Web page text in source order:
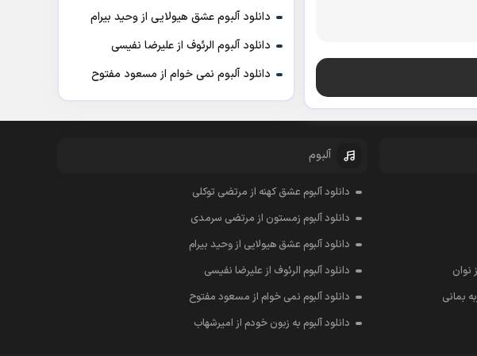
دانلود آلبوم عشق هیولایی از وحید بیرام
دانلود آلبوم الرئوف از علیرضا نفیسی
دانلود آلبوم نمی خوام از مسعود مفتوح
نوان
بمانی
آلبوم
دانلود آلبوم عشق کهنه از مرتضی توکلی
دانلود آلبوم زمستون از مرتضی سرمدی
دانلود آلبوم عشق هیولایی از وحید بیرام
دانلود آلبوم الرئوف از علیرضا نفیسی
دانلود آلبوم نمی خوام از مسعود مفتوح
دانلود آلبوم به زبون خودم از امیرشهاب